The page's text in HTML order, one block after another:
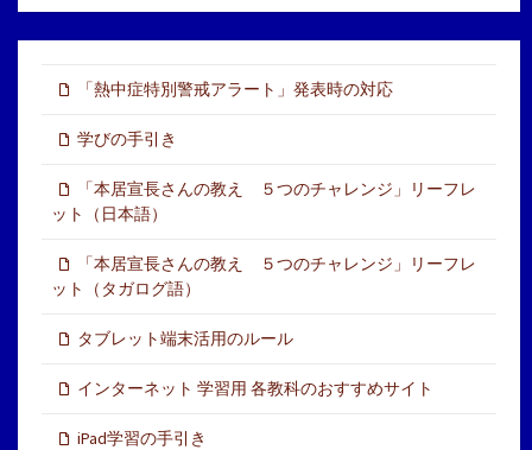
「熱中症特別警戒アラート」発表時の対応
学びの手引き
「本居宣長さんの教え ５つのチャレンジ」リーフレ
ット（日本語）
「本居宣長さんの教え ５つのチャレンジ」リーフレ
ット（タガログ語）
タブレット端末活用のルール
インターネット 学習用 各教科のおすすめサイト
iPad学習の手引き